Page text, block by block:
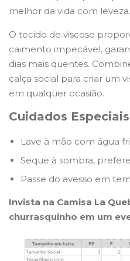
melhor da vida com leveza.
O tecido de viscose
caimento impecável,
dias mais quentes.
calça social para criar um
em qualquer ocasião.
Cuidados
Lave à mão com água
Seque à sombra,
Passe do avesso em
Invista na Camisa La
churrasquinho em um